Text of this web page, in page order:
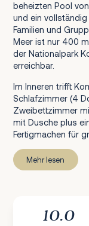
beheizten Pool
und ein
Familien und
Meer ist nur 400
der Nationalpark
erreichbar.
Im Inneren trifft
Schlafzimmer (4
Zweibettzimmer
mit Dusche plus
Fertigmachen für
Mehr lesen
10.0